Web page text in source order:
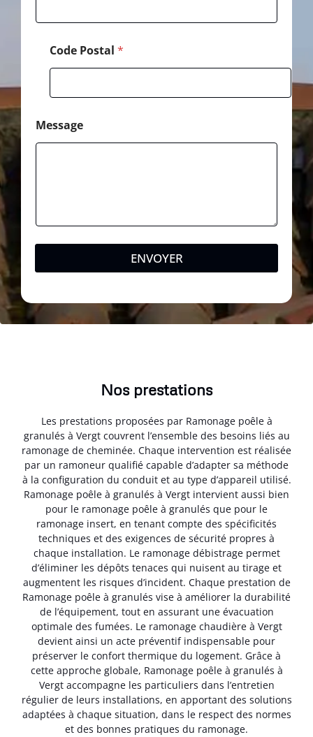
Code Postal *
Message
ENVOYER
Nos prestations
Les prestations proposées par Ramonage poêle à
granulés à Vergt couvrent l’ensemble des besoins liés au
ramonage de cheminée. Chaque intervention est réalisée
par un ramoneur qualifié capable d’adapter sa méthode
à la configuration du conduit et au type d’appareil utilisé.
Ramonage poêle à granulés à Vergt intervient aussi bien
pour le ramonage poêle à granulés que pour le
ramonage insert, en tenant compte des spécificités
techniques et des exigences de sécurité propres à
chaque installation. Le ramonage débistrage permet
d’éliminer les dépôts tenaces qui nuisent au tirage et
augmentent les risques d’incident. Chaque prestation de
Ramonage poêle à granulés vise à améliorer la durabilité
de l’équipement, tout en assurant une évacuation
optimale des fumées. Le ramonage chaudière à Vergt
devient ainsi un acte préventif indispensable pour
préserver le confort thermique du logement. Grâce à
cette approche globale, Ramonage poêle à granulés à
Vergt accompagne les particuliers dans l’entretien
régulier de leurs installations, en apportant des solutions
adaptées à chaque situation, dans le respect des normes
et des bonnes pratiques du ramonage.